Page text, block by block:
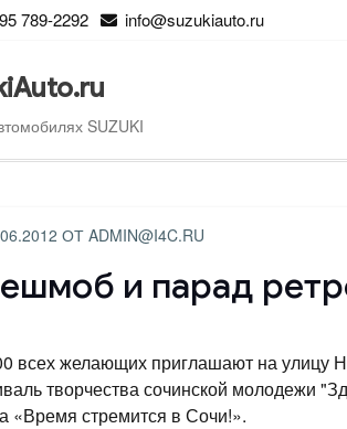
789-2292 info@suzukiauto.ru
SUZUKI
ОТ ADMIN@I4C.RU
и парад
всех желающих приглашают на улицу
творчества сочинской молодежи
«Время стремится в Сочи!».